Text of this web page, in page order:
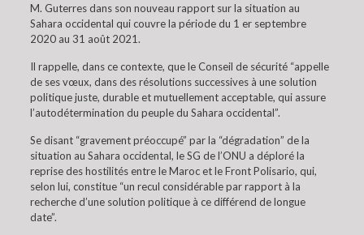
M. Guterres dans son nouveau rapport sur la situation au
Sahara occidental qui couvre la période du 1 er septembre
2020 au 31 août 2021.
Il rappelle, dans ce contexte, que le Conseil de sécurité “appelle
de ses vœux, dans des résolutions successives à une solution
politique juste, durable et mutuellement acceptable, qui assure
l’autodétermination du peuple du Sahara occidental”.
Se disant “gravement préoccupé” par la “dégradation” de la
situation au Sahara occidental, le SG de l’ONU a déploré la
reprise des hostilités entre le Maroc et le Front Polisario, qui,
selon lui, constitue “un recul considérable par rapport à la
recherche d’une solution politique à ce différend de longue
date”.